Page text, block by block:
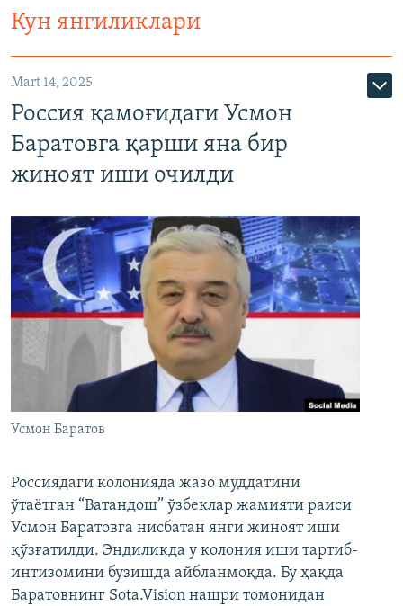
Кун янгиликлари
Mart 14, 2025
Россия қамоғидаги Усмон
Баратовга қарши яна бир
жиноят иши очилди
Усмон Баратов
Россиядаги колонияда жазо муддатини
ўтаётган “Ватандош” ўзбеклар жамияти раиси
Усмон Баратовга нисбатан янги жиноят иши
қўзғатилди. Эндиликда у колония иши тартиб-
интизомини бузишда айбланмоқда. Бу ҳақда
Баратовнинг Sota.Vision нашри томонидан